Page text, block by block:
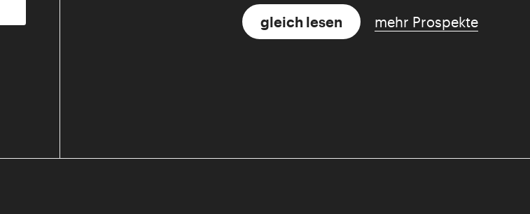
gleich lesen mehr Prospekte